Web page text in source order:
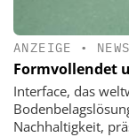
ANZEIGE • NEWS
Formvollendet
Interface, das
Nachhaltigkeit,